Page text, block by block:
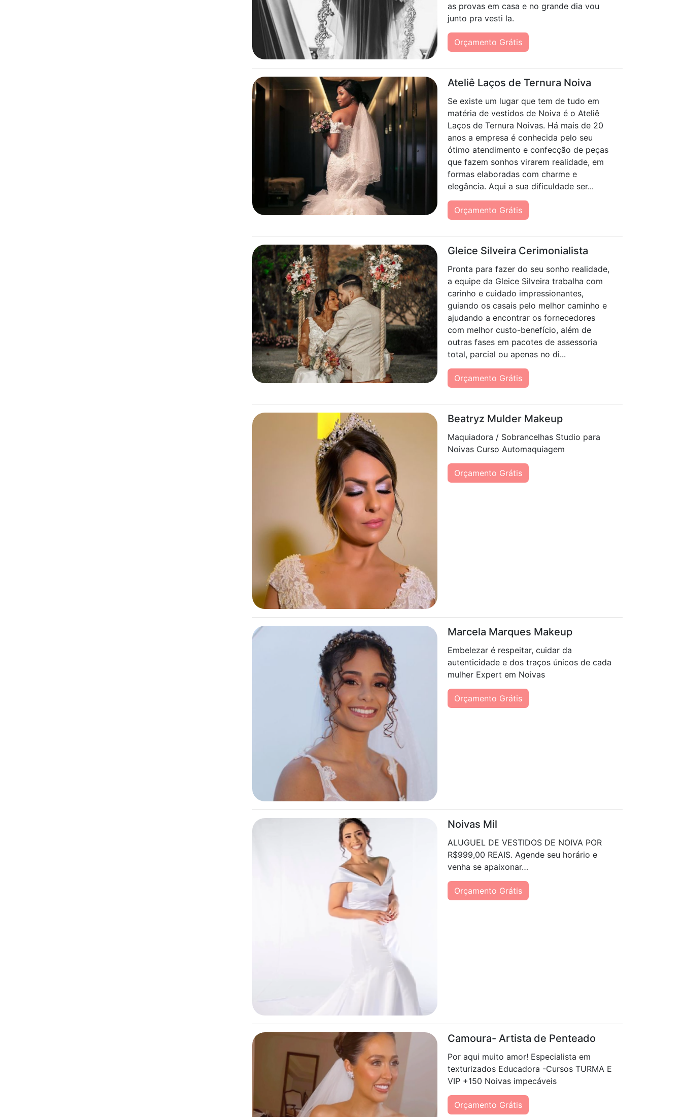
as provas em casa e no grande dia vou
junto pra vesti la.
Orçamento Grátis
Ateliê Laços de Ternura Noiva
Se existe um lugar que tem de tudo em
matéria de vestidos de Noiva é o Ateliê
Laços de Ternura Noivas. Há mais de 20
anos a empresa é conhecida pelo seu
ótimo atendimento e confecção de peças
que fazem sonhos virarem realidade, em
formas elaboradas com charme e
elegância. Aqui a sua dificuldade ser...
Orçamento Grátis
Gleice Silveira Cerimonialista
Pronta para fazer do seu sonho realidade,
a equipe da Gleice Silveira trabalha com
carinho e cuidado impressionantes,
guiando os casais pelo melhor caminho e
ajudando a encontrar os fornecedores
com melhor custo-benefício, além de
outras fases em pacotes de assessoria
total, parcial ou apenas no di...
Orçamento Grátis
Beatryz Mulder Makeup
Maquiadora / Sobrancelhas Studio para
Noivas Curso Automaquiagem
Orçamento Grátis
Marcela Marques Makeup
Embelezar é respeitar, cuidar da
autenticidade e dos traços únicos de cada
mulher Expert em Noivas
Orçamento Grátis
Noivas Mil
ALUGUEL DE VESTIDOS DE NOIVA POR
R$999,00 REAIS. Agende seu horário e
venha se apaixonar…
Orçamento Grátis
Camoura- Artista de Penteado
Por aqui muito amor! Especialista em
texturizados Educadora -Cursos TURMA E
VIP +150 Noivas impecáveis
Orçamento Grátis